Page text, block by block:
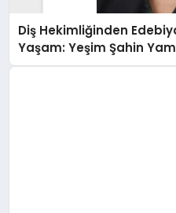
Diş Hekimliğinden
Yaşam: Yeşim Şahin